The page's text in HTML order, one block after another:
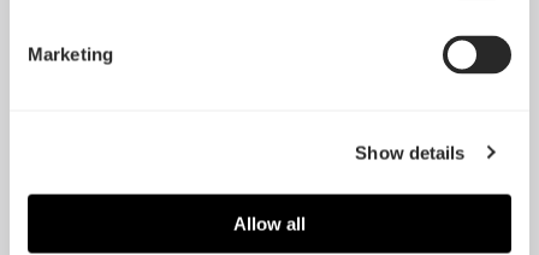
Marketing
Show details
Allow all